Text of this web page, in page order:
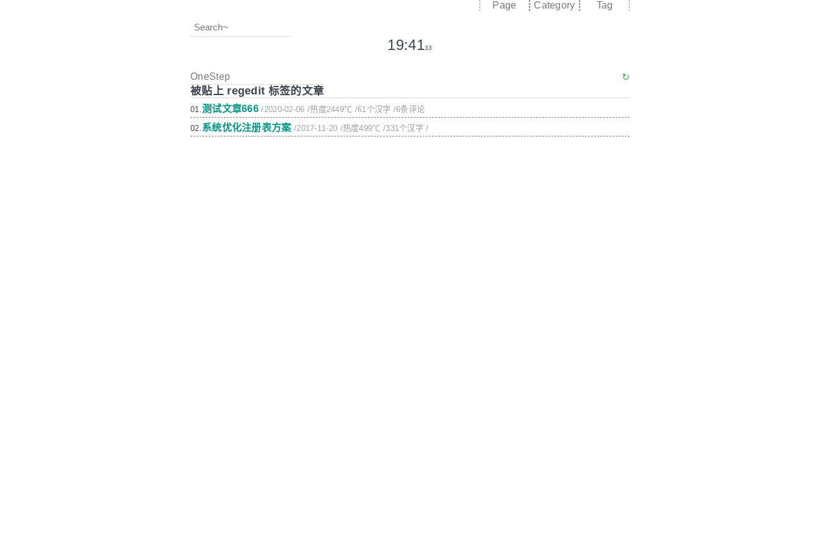
Page Category Tag
19:4134
OneStep ↻
被贴上 regedit 标签的文章
01. 测试文章666 /2020-02-06 /热度2449℃ /61个汉字 /6条评论
02.系统优化注册表方案 /2017-11-20 /热度499℃ /331个汉字 /